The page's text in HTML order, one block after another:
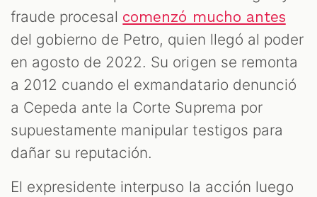
fraude procesal comenzó mucho antes
del gobierno de Petro, quien llegó al poder
en agosto de 2022. Su origen se remonta
a 2012 cuando el exmandatario denunció
a Cepeda ante la Corte Suprema por
supuestamente manipular testigos para
dañar su reputación.
El expresidente interpuso la acción luego